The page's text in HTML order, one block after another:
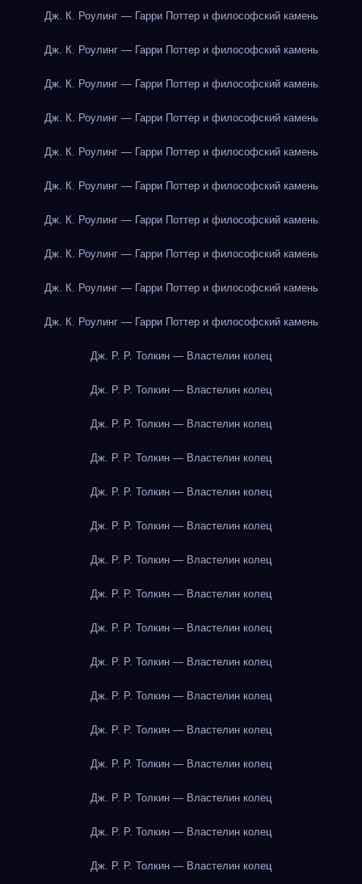
Дж. К. Роулинг — Гарри Поттер и философский камень
Дж. К. Роулинг — Гарри Поттер и философский камень
Дж. К. Роулинг — Гарри Поттер и философский камень
Дж. К. Роулинг — Гарри Поттер и философский камень
Дж. К. Роулинг — Гарри Поттер и философский камень
Дж. К. Роулинг — Гарри Поттер и философский камень
Дж. К. Роулинг — Гарри Поттер и философский камень
Дж. К. Роулинг — Гарри Поттер и философский камень
Дж. К. Роулинг — Гарри Поттер и философский камень
Дж. К. Роулинг — Гарри Поттер и философский камень
Дж. Р. Р. Толкин — Властелин колец
Дж. Р. Р. Толкин — Властелин колец
Дж. Р. Р. Толкин — Властелин колец
Дж. Р. Р. Толкин — Властелин колец
Дж. Р. Р. Толкин — Властелин колец
Дж. Р. Р. Толкин — Властелин колец
Дж. Р. Р. Толкин — Властелин колец
Дж. Р. Р. Толкин — Властелин колец
Дж. Р. Р. Толкин — Властелин колец
Дж. Р. Р. Толкин — Властелин колец
Дж. Р. Р. Толкин — Властелин колец
Дж. Р. Р. Толкин — Властелин колец
Дж. Р. Р. Толкин — Властелин колец
Дж. Р. Р. Толкин — Властелин колец
Дж. Р. Р. Толкин — Властелин колец
Дж. Р. Р. Толкин — Властелин колец